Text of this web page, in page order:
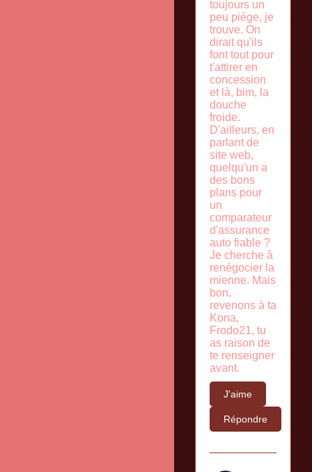
toujours un
peu piége, je
trouve. On
dirait qu'ils
font tout pour
t'attirer en
concession
et là, bim, la
douche
froide.
D'ailleurs, en
parlant de
site web,
quelqu'un a
des bons
plans pour
un
comparateur
d'assurance
auto fiable ?
Je cherche à
renégocier la
mienne. Mais
bon,
revenons à ta
Kona,
Frodo21, tu
as raison de
te renseigner
avant.
J'aime
Répondre